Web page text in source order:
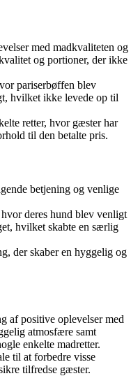
med madkvaliteten og
og portioner, der ikke
pariserbøffen blev
hvilket ikke levede op til
retter, hvor gæster har
til den betalte pris.
betjening og venlige
deres hund blev venligt
hvilket skabte en særlig
der skaber en hyggelig og
af positive oplevelser med
atmosfære samt
enkelte madretter.
til at forbedre visse
tilfredse gæster.